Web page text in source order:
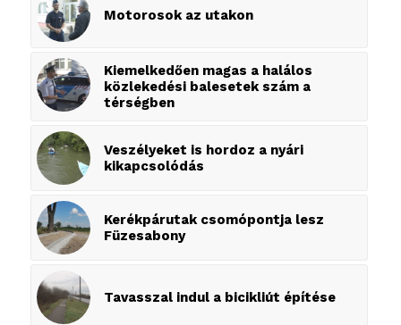
Motorosok az utakon
Kiemelkedően magas a halálos
közlekedési balesetek szám a
térségben
Veszélyeket is hordoz a nyári
kikapcsolódás
Kerékpárutak csomópontja lesz
Füzesabony
Tavasszal indul a bicikliút építése